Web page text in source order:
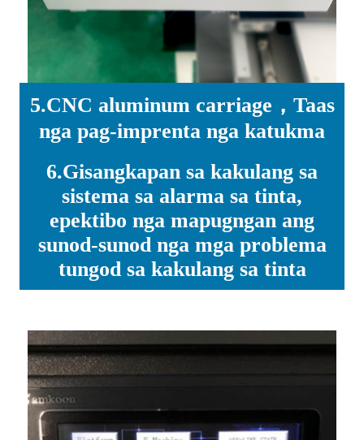
5.CNC aluminum carriage，Taas
nga pag-imprenta nga katukma
6.Gisangkapan sa kakulang sa
sistema sa alarma sa tinta,
epektibo nga mapugngan ang
sunod-sunod nga mga problema
tungod sa kakulang sa tinta